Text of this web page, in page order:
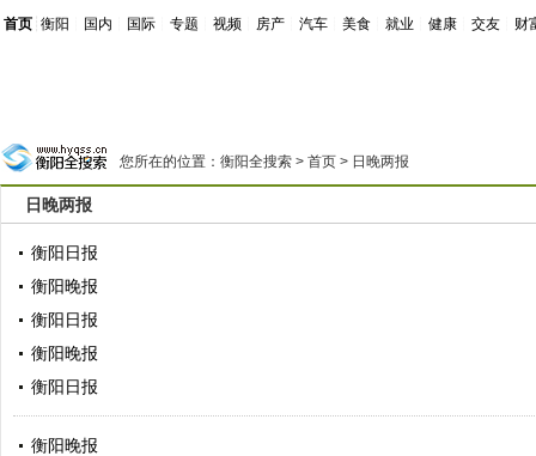
首页 衡阳 国内 国际 专题 视频 房产 汽车 美食 就业 健康 交友 财
您所在的位置： 衡阳全搜索 > 首页 > 日晚两报
日晚两报
衡阳日报
衡阳晚报
衡阳日报
衡阳晚报
衡阳日报
衡阳晚报